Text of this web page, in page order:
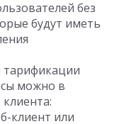
без
будут иметь
можно в
клиент или